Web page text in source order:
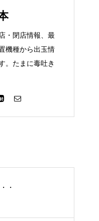
・閉店情報、最
機種から出玉情
。たまに毒吐き
・